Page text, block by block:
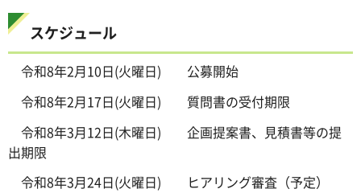
スケジュール
令和8年2月10日(火曜日) 公募開始
令和8年2月17日(火曜日) 質問書の受付期限
令和8年3月12日(木曜日) 企画提案書、見積書等の提
出期限
令和8年3月24日(火曜日) ヒアリング審査（予定）